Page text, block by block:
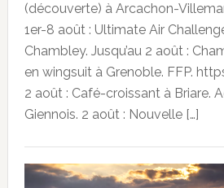
(découverte) à Arcachon-
1er-8 août : Ultimate Air
Chambley. Jusqu’au 2 août :
en wingsuit à Grenoble. FFP.
2 août : Café-croissant à Briare.
Giennois. 2 août : Nouvelle […]